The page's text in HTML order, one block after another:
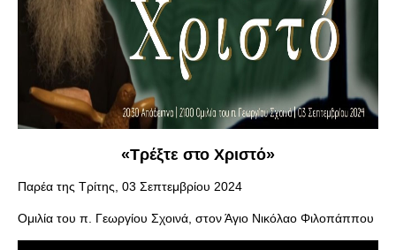
«Τρέξτε στο Χριστό»
Παρέα της Τρίτης, 03 Σεπτεμβρίου 2024
Ομιλία του π. Γεωργίου Σχοινά, στον Άγιο Νικόλαο Φιλοπάππου